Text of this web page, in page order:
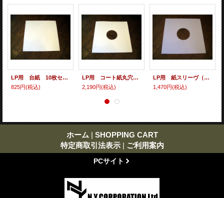
LP用 台紙 10枚セット
825円(税込)
LP用 コート紙丸穴ジャケ 10枚セット
2,190円(税込)
LP用 紙スリーヴ（レギュラー 四角の角） 10枚セット
1,470円(税込)
ホーム | SHOPPING CART
特定商取引法表示 | ご利用案内
PCサイト